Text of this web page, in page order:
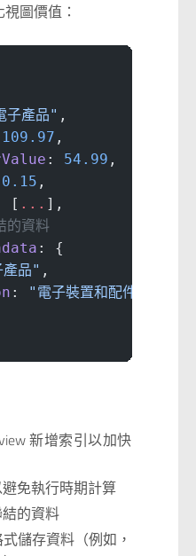
圖價值：
子產品" ,
109.97 ,
: 54.99 ,
0.15 ,
[ ... ],
的資料
: {
品" ,
:
"電子裝置和配件"
新增索引以加快
免執行時期計算
的資料
儲存資料（例如，